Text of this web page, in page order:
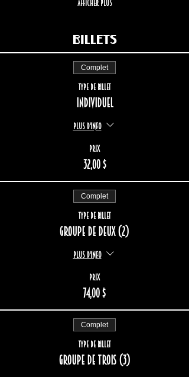
Afficher plus
Billets
Complet
Type de billet
Individuel
Plus d'info
Prix
32,00 $
Complet
Type de billet
Groupe de deux (2)
Plus d'info
Prix
74,00 $
Complet
Type de billet
Groupe de trois (3)